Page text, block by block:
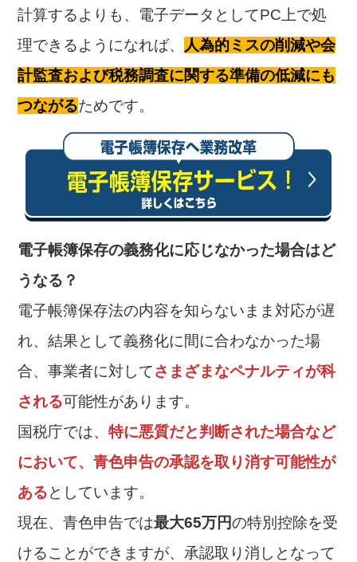
計算するよりも、電子データとしてPC上で処
理できるようになれば、
人為的ミスの削減や会
計監査および税務調査に関する準備の低減にも
つながるためです。
電子帳簿保存の義務化に応じなかった場合はど
うなる？
電子帳簿保存法の内容を知らないまま対応が遅
れ、結果として義務化に間に合わなかった場
合、事業者に対してさまざまなペナルティが科
される可能性があります。
国税庁では、特に悪質だと判断された場合など
において、青色申告の承認を取り消す可能性が
あるとしています。
現在、青色申告では最大65万円の特別控除を受
けることができますが、承認取り消しとなって